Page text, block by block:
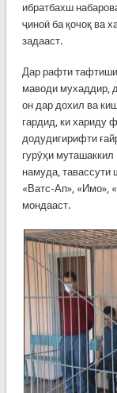
ибратбахш
ҷиноӣ ба қочоқ ва
задааст.
Дар рафти тафтиши
маводи мухаддир,
он дар дохил ва
гардид, ки хариду
додудигирифти
гурӯҳи
намуда, тавассути
«Ватс-Ап», «Имо»,
мондааст.